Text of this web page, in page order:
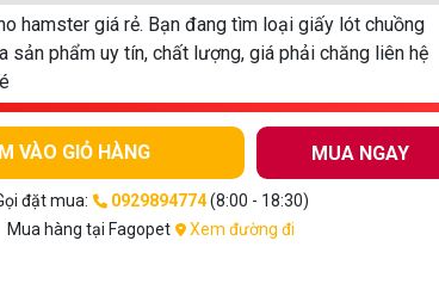
hamster giá rẻ. Bạn đang tìm loại giấy lót chuồng
sản phẩm uy tín, chất lượng, giá phải chăng liên hệ
VÀO GIỎ HÀNG MUA NGAY
đặt mua: 0929894774(8:00 - 18:30)
Mua hàng tại Fagopet
Xem đường đi